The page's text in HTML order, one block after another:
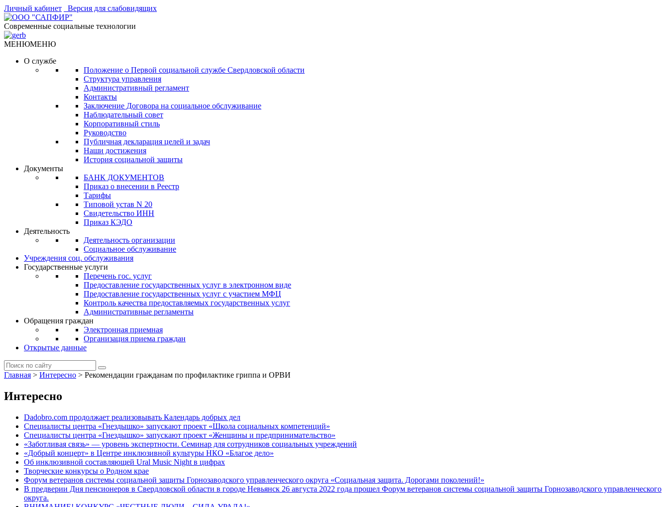
Личный кабинет Версия для слабовидящих
Современные социальные технологии
МЕНЮМЕНЮ
О службе
Положение о Первой социальной службе Свердловской области
Структура управления
Административный регламент
Контакты
Заключение Договора на социальное обслуживание
Наблюдательный совет
Корпоративный стиль
Руководство
Публичная декларация целей и задач
Наши достижения
История социальной защиты
Документы
БАНК ДОКУМЕНТОВ
Приказ о внесении в Реестр
Тарифы
Типовой устав N 20
Свидетельство ИНН
Приказ КЭДО
Деятельность
Деятельность организации
Социальное обслуживание
Учреждения соц. обслуживания
Государственные услуги
Перечень гос. услуг
Предоставление государственных услуг в электронном виде
Предоставление государственных услуг с участием МФЦ
Контроль качества предоставляемых государственных услуг
Административные регламенты
Обращения граждан
Электронная приемная
Организация приема граждан
Открытые данные
Главная > Интересно > Рекомендации гражданам по профилактике гриппа и ОРВИ
Интересно
Dadobro.com продолжает реализовывать Календарь добрых дел
Специалисты центра «Гнездышко» запускают проект «Школа социальных компетенций»
Специалисты центра «Гнездышко» запускают проект «Женщины и предпринимательство»
«Заботливая связь» — уровень экспертности. Семинар для сотрудников социальных учреждений
«Добрый концерт» в Центре инклюзивной культуры НКО «Благое дело»
Об инклюзивной составляющей Ural Music Night в цифрах
Творческие конкурсы о Родном крае
Форум ветеранов системы социальной защиты Горнозаводского управленческого округа «Социальная защита. Дорогами поколений!»
В предверии Дня пенсионеров в Свердловской области в городе Невьянск 26 августа 2022 года прошел Форум ветеранов системы социальной защиты Горнозаводского управленческого
округа.